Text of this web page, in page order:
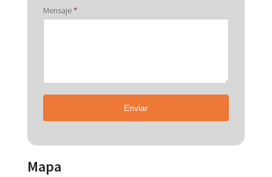
Mensaje*
Enviar
Mapa